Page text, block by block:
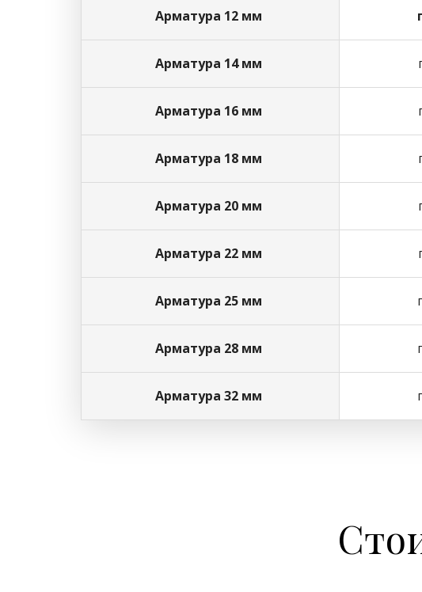
Арматура 12 мм
Арматура 14 мм
Арматура 16 мм
Арматура 18 мм
Арматура 20 мм
Арматура 22 мм
Арматура 25 мм
Арматура 28 мм
Арматура 32 мм